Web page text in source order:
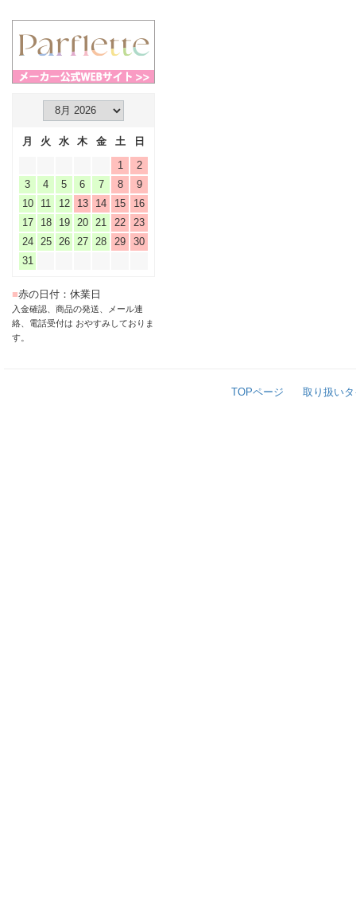
月 火 水 木 金 土
日
1
2
3
4 5 6 7 8
9
10
11 12 13 14 15
16
17
18 19 20 21 22
23
24
25 26 27 28 29
30
31
■赤の日付：休業日
入金確認、商品の発送、メール連
絡、電話受付は おやすみしておりま
す。
TOPページ 取り扱い